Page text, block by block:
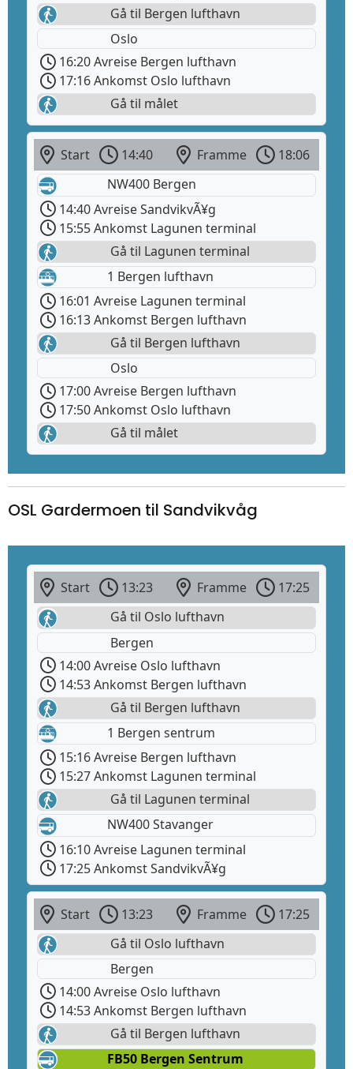
Gå til Bergen lufthavn
Oslo
16:20 Avreise Bergen lufthavn
17:16 Ankomst Oslo lufthavn
Gå til målet
Start 14:40 Framme
18:06
NW400 Bergen
14:40 Avreise SandvikvÃ¥g
15:55 Ankomst Lagunen terminal
Gå til Lagunen terminal
1 Bergen lufthavn
16:01 Avreise Lagunen terminal
16:13 Ankomst Bergen lufthavn
Gå til Bergen lufthavn
Oslo
17:00 Avreise Bergen lufthavn
17:50 Ankomst Oslo lufthavn
Gå til målet
OSL Gardermoen til Sandvikvåg
Start 13:23 Framme
17:25
Gå til Oslo lufthavn
Bergen
14:00 Avreise Oslo lufthavn
14:53 Ankomst Bergen lufthavn
Gå til Bergen lufthavn
1 Bergen sentrum
15:16 Avreise Bergen lufthavn
15:27 Ankomst Lagunen terminal
Gå til Lagunen terminal
NW400 Stavanger
16:10 Avreise Lagunen terminal
17:25 Ankomst SandvikvÃ¥g
Start 13:23 Framme
17:25
Gå til Oslo lufthavn
Bergen
14:00 Avreise Oslo lufthavn
14:53 Ankomst Bergen lufthavn
Gå til Bergen lufthavn
FB50 Bergen Sentrum